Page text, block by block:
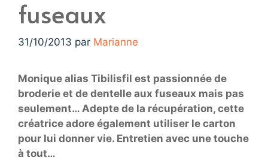
fuseaux
31/10/2013 par Marianne
Monique alias Tibilisfil est passionnée de
broderie et de dentelle aux fuseaux mais pas
seulement… Adepte de la récupération, cette
créatrice adore également utiliser le carton
pour lui donner vie. Entretien avec une touche
à tout…